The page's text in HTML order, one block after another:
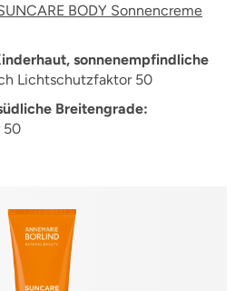
BODY Sonnencreme
sonnenempfindliche
Lichtschutzfaktor 50
Breitengrade:
50